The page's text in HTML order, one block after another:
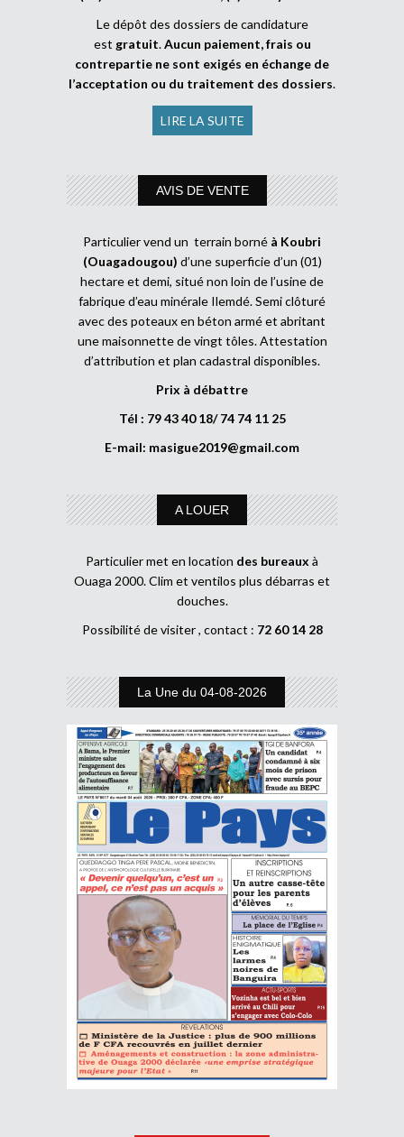
Le dépôt des dossiers de candidature
est gratuit.Aucun paiement, frais ou
contrepartie ne sont exigés en échange de
l’acceptation ou du traitement des dossiers.
LIRE LA SUITE
AVIS DE VENTE
Particulier vend un terrain borné à Koubri
(Ouagadougou) d’une superficie d’un (01)
hectare et demi, situé non loin de l’usine de
fabrique d’eau minérale Ilemdé. Semi clôturé
avec des poteaux en béton armé et abritant
une maisonnette de vingt tôles. Attestation
d’attribution et plan cadastral disponibles.
Prix à débattre
Tél : 79 43 40 18/ 74 74 11 25
E-mail: masigue2019@gmail.com
A LOUER
Particulier met en location des bureaux à
Ouaga 2000. Clim et ventilos plus débarras et
douches.
Possibilité de visiter , contact : 72 60 14 28
La Une du 04-08-2026